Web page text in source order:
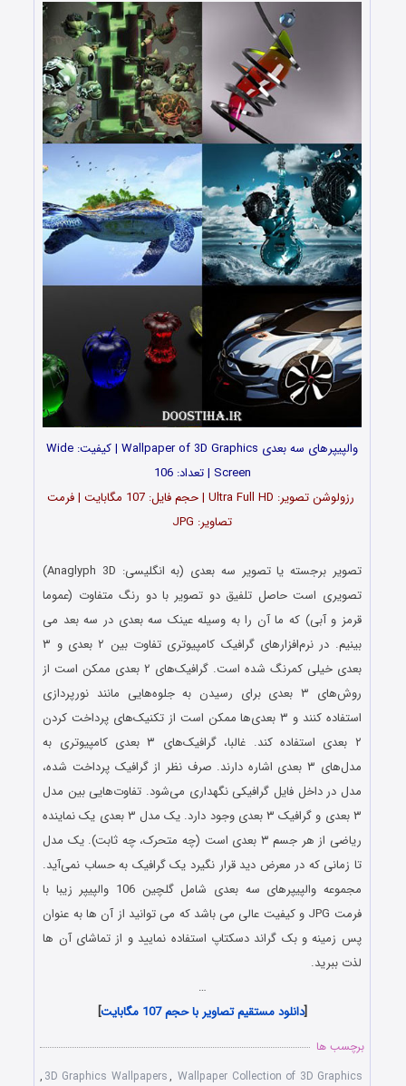
والپیپرهای سه بعدی Wallpaper of 3D Graphics | کیفیت: Wide
Screen | تعداد: 106
رزولوشن تصویر: Ultra Full HD | حجم فایل: 107 مگابایت | فرمت
تصاویر: JPG
تصویر برجسته یا تصویر سه‌ بعدی (به انگلیسی: Anaglyph 3D)
تصویری است حاصل تلفیق دو تصویر با دو رنگ متفاوت (عموما
قرمز و آبی) که ما آن را به وسیله عینک سه‌ بعدی در سه بعد می‌
بینیم. در نرم‌افزارهای گرافیک کامپیوتری تفاوت بین ۲ بعدی و ۳
بعدی خیلی کمرنگ شده‌ است. گرافیک‌های ۲ بعدی ممکن است از
روش‌های ۳ بعدی برای رسیدن به جلوه‌هایی مانند نورپردازی
استفاده کنند و ۳ بعدی‌ها ممکن است از تکنیک‌های پرداخت کردن
۲ بعدی استفاده کند. غالبا، گرافیک‌های ۳ بعدی کامپیوتری به
مدل‌های ۳ بعدی اشاره دارند. صرف نظر از گرافیک پرداخت شده،
مدل در داخل فایل گرافیکی نگهداری می‌شود. تفاوت‌هایی بین مدل
۳ بعدی و گرافیک ۳ بعدی وجود دارد. یک مدل ۳ بعدی یک نماینده
ریاضی از هر جسم ۳ بعدی است (چه متحرک، چه ثابت). یک مدل
تا زمانی که در معرض دید قرار نگیرد یک گرافیک به حساب نمی‌آید.
مجموعه والپیپرهای سه بعدی شامل گلچین 106 والپیپر زیبا با
فرمت JPG و کیفیت عالی می باشد که می توانید از آن ها به عنوان
پس زمینه و بک گراند دسکتاپ استفاده نمایید و از تماشای آن ها
لذت ببرید.
…
[دانلود مستقیم تصاویر با حجم 107 مگابایت ]
برچسب ها
3D Graphics Wallpapers, Wallpaper Collection of 3D Graphics
,